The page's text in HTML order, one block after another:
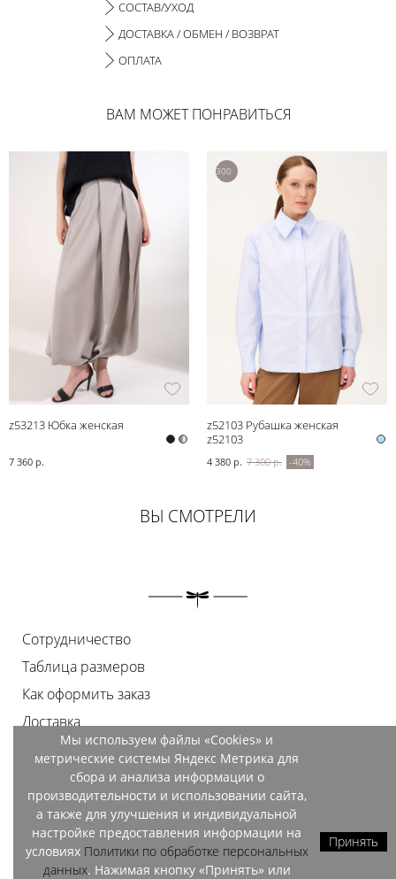
СОСТАВ/УХОД
ДОСТАВКА / ОБМЕН / ВОЗВРАТ
ОПЛАТА
ВАМ МОЖЕТ ПОНРАВИТЬСЯ
z53213 Юбка женская
7 360 р.
7
300
р.
z52103 Рубашка женская
z52103
4 380 р. 7 300 р. -40%
ВЫ СМОТРЕЛИ
Сотрудничество
Таблица размеров
Как оформить заказ
Доставка
Оплата
Возврат
Документы
Контакты
Магазины
Мы используем файлы «Cookies» и
метрические системы Яндекс Метрика для
сбора и анализа информации о
производительности и использовании сайта,
а также для улучшения и индивидуальной
настройке предоставления информации на
условиях Политики по обработке персональных
данных. Нажимая кнопку «Принять» или
Принять